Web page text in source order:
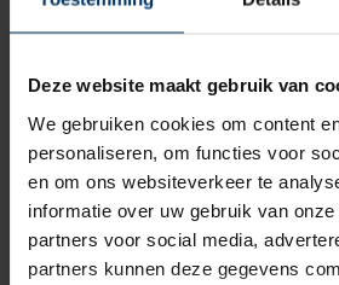
Deze website maakt gebruik van
We gebruiken cookies om content
personaliseren, om functies voor
en om ons websiteverkeer te
informatie over uw gebruik van
partners voor social media,
partners kunnen deze gegevens
Drinkwatertank
Merk: Allpa
Artikelnummer:
€ 142,10 incl BTW